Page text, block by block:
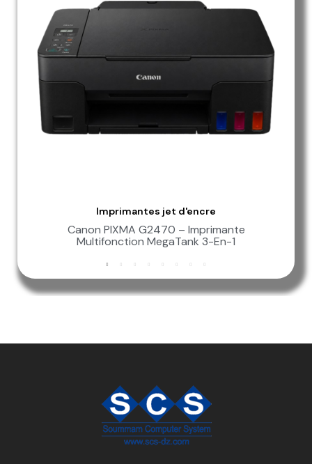
Aperçu Rapide
Imprimantes jet d'encre
Canon PIXMA G2470 – Imprimante
Multifonction MegaTank 3-En-1